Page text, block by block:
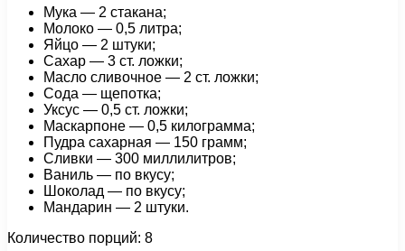
Мука — 2 стакана;
Молоко — 0,5 литра;
Яйцо — 2 штуки;
Сахар — 3 ст. ложки;
Масло сливочное — 2 ст. ложки;
Сода — щепотка;
Уксус — 0,5 ст. ложки;
Маскарпоне — 0,5 килограмма;
Пудра сахарная — 150 грамм;
Сливки — 300 миллилитров;
Ваниль — по вкусу;
Шоколад — по вкусу;
Мандарин — 2 штуки.
Количество порций: 8